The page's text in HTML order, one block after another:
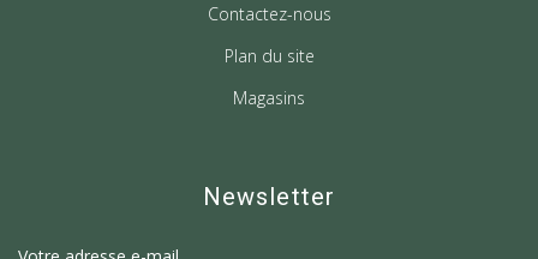
Contactez-nous
Plan du site
Magasins
Newsletter